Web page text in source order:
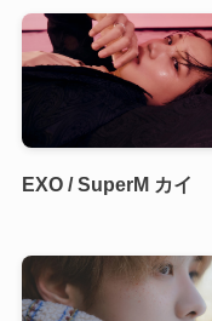
EXO / SuperM カイ